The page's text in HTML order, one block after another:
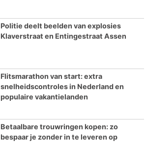
Politie deelt beelden van explosies
Klaverstraat en Entingestraat Assen
Flitsmarathon van start: extra
snelheidscontroles in Nederland en
populaire vakantielanden
Betaalbare trouwringen kopen: zo
bespaar je zonder in te leveren op